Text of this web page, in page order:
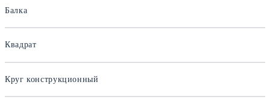
Балка
Квадрат
Круг конструкционный